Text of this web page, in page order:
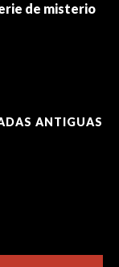
de misterio
ANTIGUAS